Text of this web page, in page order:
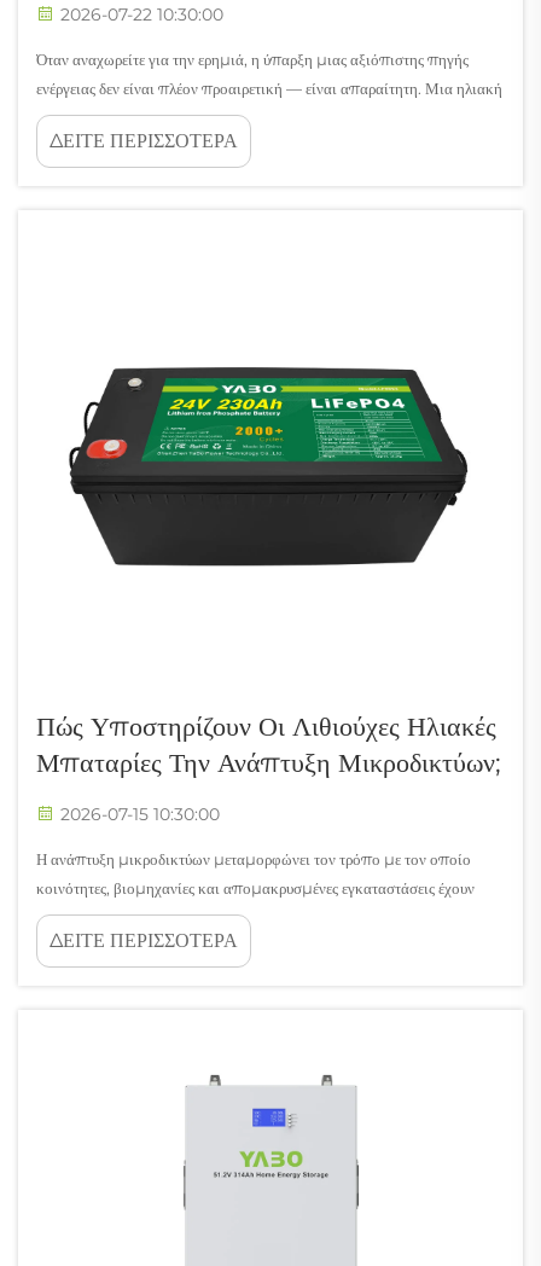
2026-07-22 10:30:00
Όταν αναχωρείτε για την ερημιά, η ύπαρξη μιας αξιόπιστης πηγής
ενέργειας δεν είναι πλέον προαιρετική — είναι απαραίτητη. Μια ηλιακή
μπαταρία υψηλής ποιότητας για κάμπινγκ έχει καταστεί ένα από τα
πιο ζητούμενα είδη εξοπλισμού μεταξύ των σύγχρονων λάτρεων του
ΔΕΙΤΕ ΠΕΡΙΣΣΟΤΕΡΑ
Πώς Υποστηρίζουν Οι Λιθιούχες Ηλιακές
Μπαταρίες Την Ανάπτυξη Μικροδικτύων;
2026-07-15 10:30:00
Η ανάπτυξη μικροδικτύων μεταμορφώνει τον τρόπο με τον οποίο
κοινότητες, βιομηχανίες και απομακρυσμένες εγκαταστάσεις έχουν
πρόσβαση σε αξιόπιστη ηλεκτρική ενέργεια. Στο επίκεντρο αυτής της
μετασχηματιστικής διαδικασίας, οι ηλιακές μπαταρίες λιθίου έχουν
ΔΕΙΤΕ ΠΕΡΙΣΣΟΤΕΡΑ